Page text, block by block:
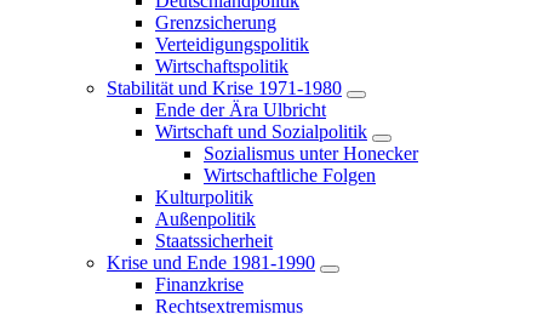
Grenzsicherung
Verteidigungspolitik
Wirtschaftspolitik
Stabilität und Krise 1971-1980
Ende der Ära Ulbricht
Wirtschaft und Sozialpolitik
Sozialismus unter Honecker
Wirtschaftliche Folgen
Kulturpolitik
Außenpolitik
Staatssicherheit
Krise und Ende 1981-1990
Finanzkrise
Rechtsextremismus